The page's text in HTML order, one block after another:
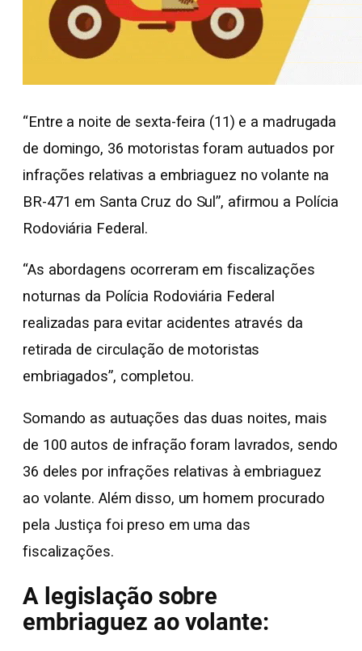
“Entre a noite de sexta-feira (11) e a madrugada
de domingo, 36 motoristas foram autuados por
infrações relativas a embriaguez no volante na
BR-471 em Santa Cruz do Sul”, afirmou a Polícia
Rodoviária Federal.
“As abordagens ocorreram em fiscalizações
noturnas da Polícia Rodoviária Federal
realizadas para evitar acidentes através da
retirada de circulação de motoristas
embriagados”, completou.
Somando as autuações das duas noites, mais
de 100 autos de infração foram lavrados, sendo
36 deles por infrações relativas à embriaguez
ao volante. Além disso, um homem procurado
pela Justiça foi preso em uma das
fiscalizações.
A legislação sobre
embriaguez ao volante: